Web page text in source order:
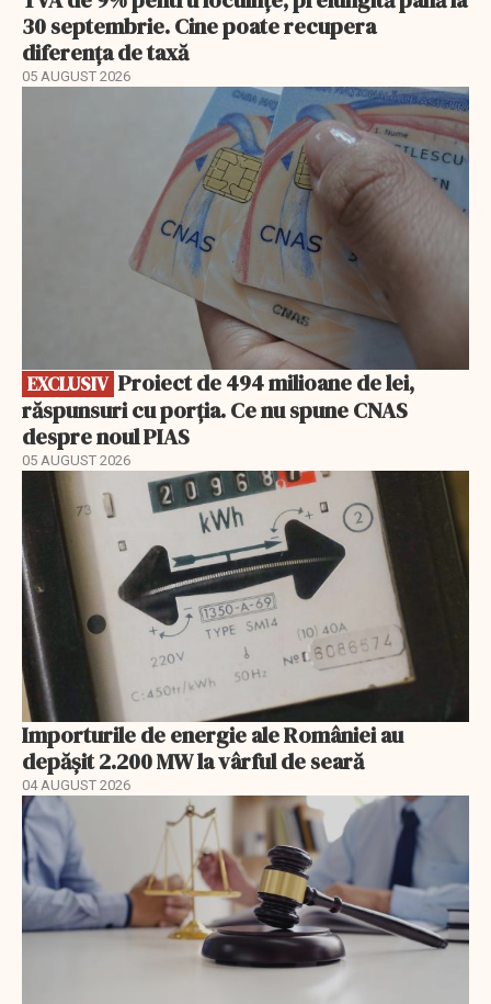
30 septembrie. Cine poate recupera
diferența de taxă
05 AUGUST 2026
EXCLUSIV
răspunsuri cu porția. Ce nu spune CNAS
despre noul PIAS
05 AUGUST 2026
Importurile de energie ale României au
depășit 2.200 MW la vârful de seară
04 AUGUST 2026